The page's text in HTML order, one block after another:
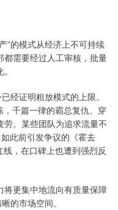
”的模式从经济上不可持续
需要经过人工审核，批量
经证明粗放模式的上限。
千篇一律的霸总复仇、穿
。某些团队为追求流量不
此前引发争议的《霍去
，在口碑上也遭到强烈反
将更集中地流向有质量保障
的市场空间。